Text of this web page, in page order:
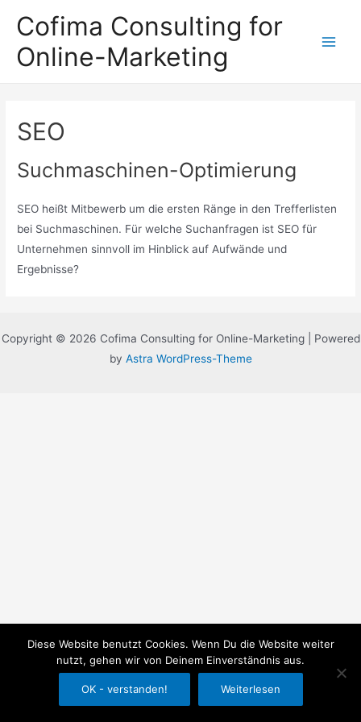
Inhalt
springen
Cofima Consulting for
Online-Marketing
SEO
Suchmaschinen-Optimierung
SEO heißt Mitbewerb um die ersten Ränge in den Trefferlisten
bei Suchmaschinen. Für welche Suchanfragen ist SEO für
Unternehmen sinnvoll im Hinblick auf Aufwände und
Ergebnisse?
Copyright © 2026 Cofima Consulting for Online-Marketing | Powered
by Astra WordPress-Theme
Diese Website benutzt Cookies. Wenn Du die Website weiter
nutzt, gehen wir von Deinem Einverständnis aus.
OK - verstanden! Weiterlesen